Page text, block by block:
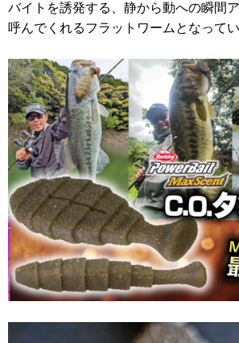
バイトを誘発する、静から動への瞬間
呼んでくれるフラットワームとなってい